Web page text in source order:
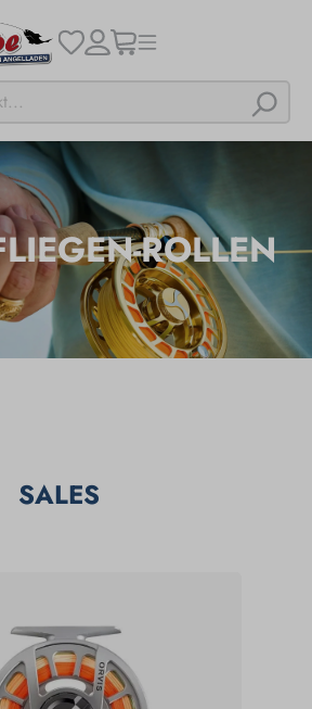
ROLLEN
SALES